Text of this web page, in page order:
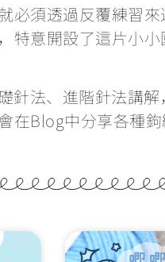
鉤針要怎麼
鉤織玩偶一
為甚麼鉤
必須透過反覆練習
特意開設了這片小
針法、進階針法講解
在Blog中分享各種